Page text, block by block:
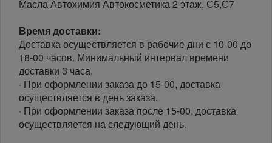
Масла Автохимия Автокосметика 2 этаж, С5,С7
Время доставки:
Доставка осуществляется в рабочие дни с 10-00 до
18-00 часов. Минимальный интервал времени
доставки 3 часа.
· При оформлении заказа до 15-00, доставка
осуществляется в день заказа.
· При оформлении заказа после 15-00, доставка
осуществляется на следующий день.